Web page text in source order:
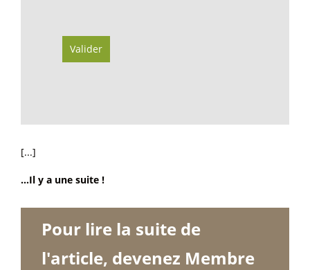
Valider
[...]
...Il y a une suite !
Pour lire la suite de
l'article, devenez Membre